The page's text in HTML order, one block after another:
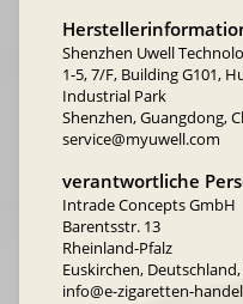
Shenzhen Uwell
1-5, 7/F, Building G101,
Industrial Park
Shenzhen, Guangdong,
service@myuwell.com
verantwortliche
Intrade Concepts GmbH
Barentsstr. 13
Rheinland-Pfalz
Euskirchen, Deutschland,
info@e-zigaretten-